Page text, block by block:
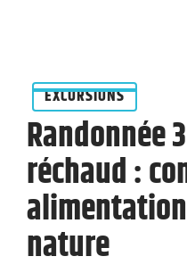
EXCURSIONS
Randonnée
réchaud :
nature